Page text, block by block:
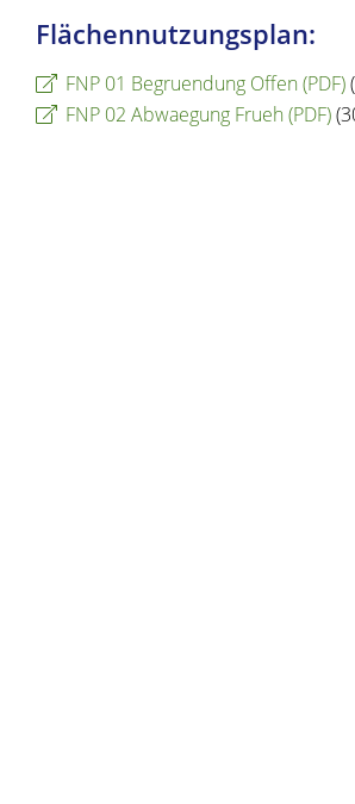
Flächennutzungsplan:
FNP 01 Begruendung Offen(PDF)
FNP 02 Abwaegung Frueh(PDF)